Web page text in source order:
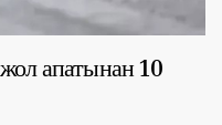
апатынан 10